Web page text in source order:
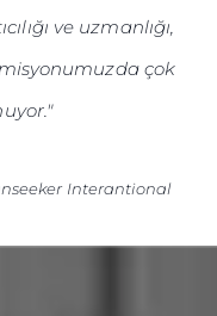
ve uzmanlığı,
çok
Interantional